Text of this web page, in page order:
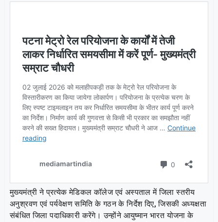
मुख्यमंत्री ने प्रत्येक मेडिकल कॉलेज एवं अस्पताल में जिला स्तरीय
अनुश्रवण एवं पर्यवेक्षण समिति के गठन के निर्देश दिए, जिसकी अध्यक्षता
संबंधित जिला पदाधिकारी करेंगे। उन्होंने आयुष्मान भारत योजना के